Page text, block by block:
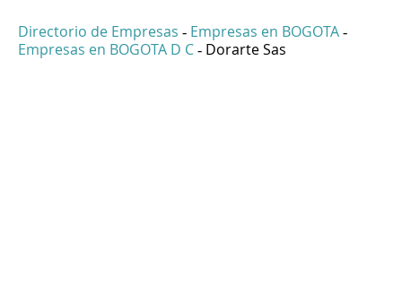
Directorio de Empresas - Empresas en BOGOTA -
Empresas en BOGOTA D C - Dorarte Sas